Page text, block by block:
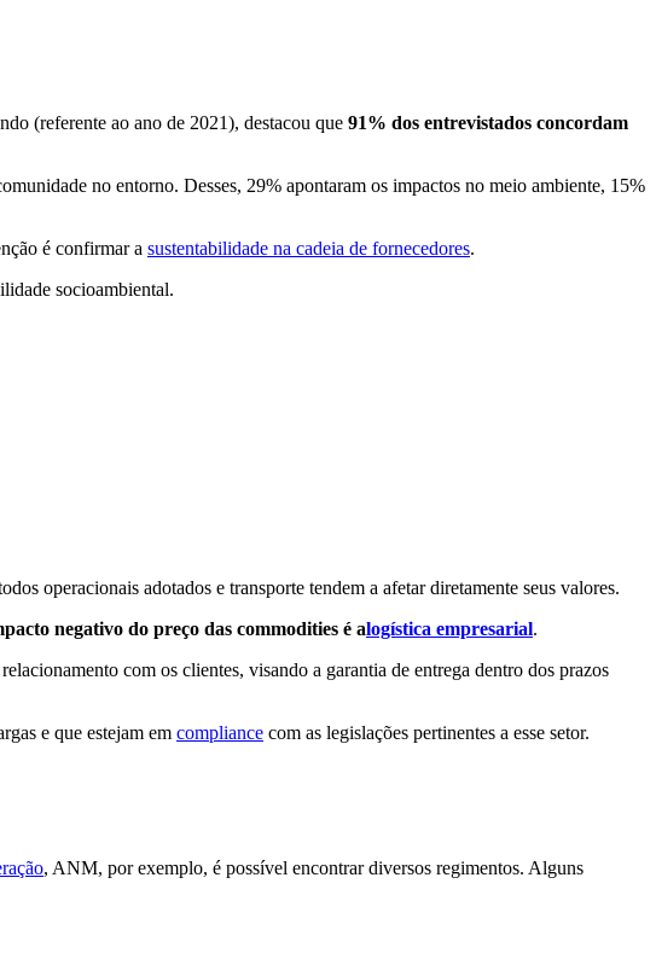
(referente ao ano de 2021), destacou que 91% dos entrevistados concordam
no entorno. Desses, 29% apontaram os impactos no meio ambiente, 15%
é confirmar a sustentabilidade na cadeia de fornecedores.
socioambiental.
operacionais adotados e transporte tendem a afetar diretamente seus valores.
negativo do preço das commodities é alogística empresarial.
com os clientes, visando a garantia de entrega dentro dos prazos
e que estejam em compliance com as legislações pertinentes a esse setor.
, ANM, por exemplo, é possível encontrar diversos regimentos. Alguns